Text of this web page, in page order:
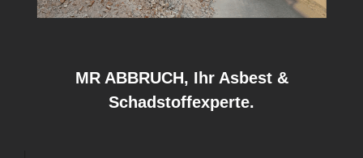
MR ABBRUCH, Ihr Asbest &
Schadstoffexperte.